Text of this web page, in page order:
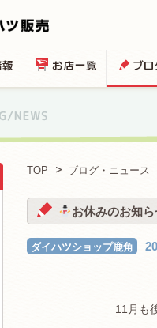
TOP ブログ・ニュース
お休みのお知ら
ダイハツショップ鹿角
11月も